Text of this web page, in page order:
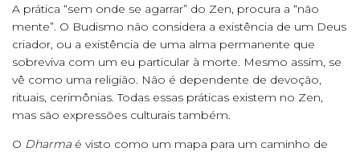
A prática “sem onde se agarrar” do Zen, procura a “não
mente”. O Budismo não considera a existência de um Deus
criador, ou a existência de uma alma permanente que
sobreviva com um eu particular à morte. Mesmo assim, se
vê como uma religião. Não é dependente de devoção,
rituais, cerimônias. Todas essas práticas existem no Zen,
mas são expressões culturais também.
O Dharma é visto como um mapa para um caminho de